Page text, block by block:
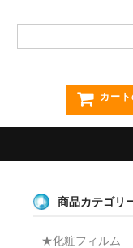
カート
商品カテゴリ
★化粧フィルム